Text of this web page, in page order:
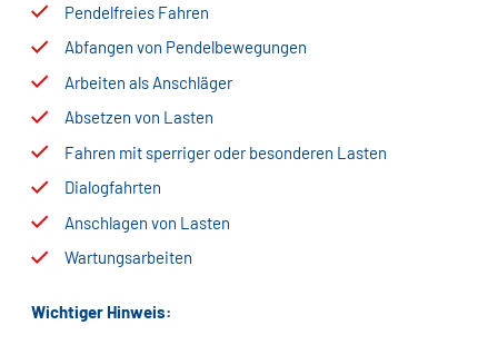
Pendelfreies Fahren
Abfangen von Pendelbewegungen
Arbeiten als Anschläger
Absetzen von Lasten
Fahren mit sperriger oder besonderen Lasten
Dialogfahrten
Anschlagen von Lasten
Wartungsarbeiten
Wichtiger Hinweis: